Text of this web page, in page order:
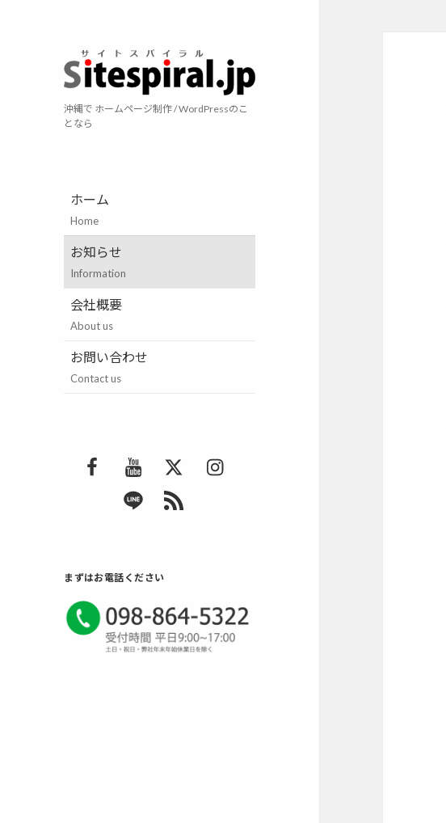
沖縄で ホームページ制作 / WordPressのこ
となら
ホーム
Home
お知らせ
Information
会社概要
About us
お問い合わせ
Contact us
F
o
k
Y
u
e
T
i
I
m
L
R
まずはお電話ください